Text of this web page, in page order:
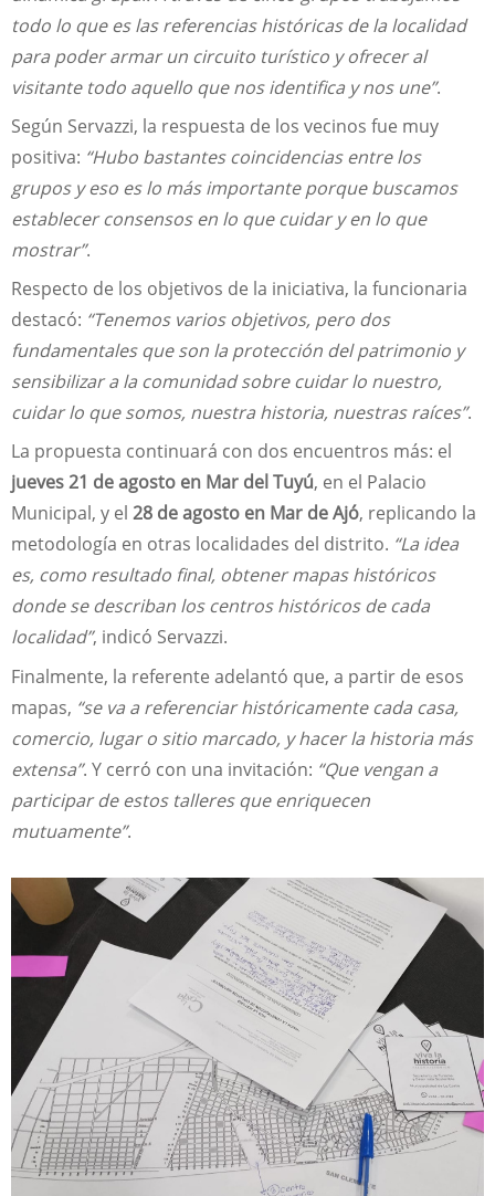
todo lo que es las referencias históricas de la localidad
para poder armar un circuito turístico y ofrecer al
visitante todo aquello que nos identifica y nos une”.
Según Servazzi, la respuesta de los vecinos fue muy
positiva: “Hubo bastantes coincidencias entre los
grupos y eso es lo más importante porque buscamos
establecer consensos en lo que cuidar y en lo que
mostrar”.
Respecto de los objetivos de la iniciativa, la funcionaria
destacó: “Tenemos varios objetivos, pero dos
fundamentales que son la protección del patrimonio y
sensibilizar a la comunidad sobre cuidar lo nuestro,
cuidar lo que somos, nuestra historia, nuestras raíces”.
La propuesta continuará con dos encuentros más: el
jueves 21 de agosto en Mar del Tuyú, en el Palacio
Municipal, y el 28 de agosto en Mar de Ajó, replicando la
metodología en otras localidades del distrito. “La idea
es, como resultado final, obtener mapas históricos
donde se describan los centros históricos de cada
localidad”, indicó Servazzi.
Finalmente, la referente adelantó que, a partir de esos
mapas, “se va a referenciar históricamente cada casa,
comercio, lugar o sitio marcado, y hacer la historia más
extensa”. Y cerró con una invitación: “Que vengan a
participar de estos talleres que enriquecen
mutuamente”.